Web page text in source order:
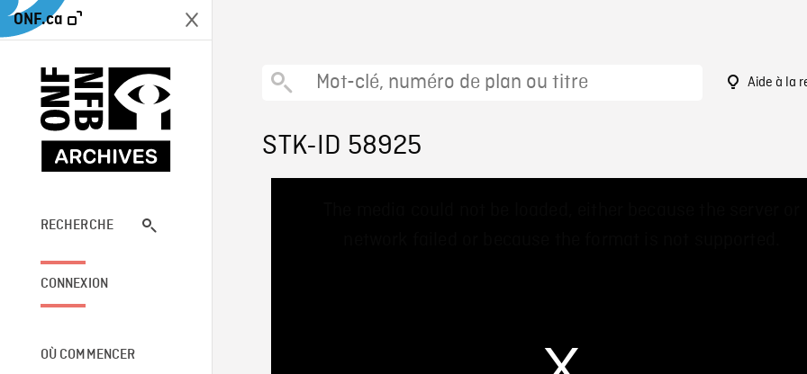
ONF.ca
RECHERCHE
CONNEXION
OÙ COMMENCER
Aide à la
STK-ID 58925